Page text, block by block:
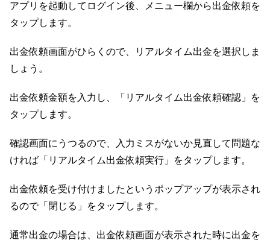
アプリを起動してログイン後、メニュー欄から出金依頼を
タップします。
出金依頼画面がひらくので、リアルタイム出金を選択しま
しょう。
出金依頼金額を入力し、「リアルタイム出金依頼確認」を
タップします。
確認画面にうつるので、入力ミスがないか見直して問題な
ければ「リアルタイム出金依頼実行」をタップします。
出金依頼を受け付けましたというポップアップが表示され
るので「閉じる」をタップします。
通常出金の場合は、出金依頼画面が表示された時に出金を